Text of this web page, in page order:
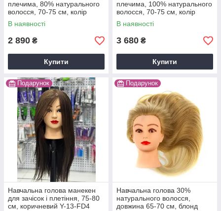
плечима, 80% натурального
волосся, 70-75 см, колір
золото
В наявності
2 890 ₴
Купити
плечима, 100% натурального
волосся, 70-75 см, колір
золото
В наявності
3 680 ₴
Купити
Подарунок
Навчальна голова манекен
для зачісок і плетіння, 75-80
см, коричневий Y-13-FD4
Подарунок
Навчальна голова 30%
натурального волосся,
довжина 65-70 см, блонд